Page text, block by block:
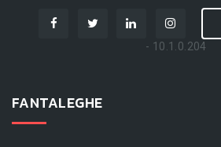
- 10.1.0.204
FANTALEGHE